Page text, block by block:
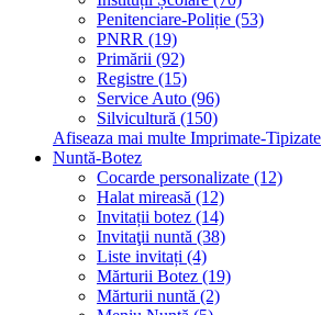
Penitenciare-Poliție (53)
PNRR (19)
Primării (92)
Registre (15)
Service Auto (96)
Silvicultură (150)
Afiseaza mai multe Imprimate-Tipizate
Nuntă-Botez
Cocarde personalizate (12)
Halat mireasă (12)
Invitații botez (14)
Invitaţii nuntă (38)
Liste invitați (4)
Mărturii Botez (19)
Mărturii nuntă (2)